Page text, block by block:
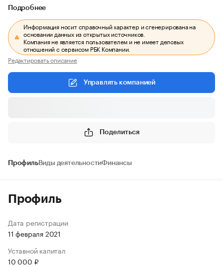
Подробнее
Информация носит справочный характер и сгенерирована на
основании данных из открытых источников.
Компания не является пользователем и не имеет деловых
отношений с сервисом РБК Компании.
Редактировать описание
Управлять компанией
Поделиться
ПрофильВиды деятельностиФинансы
Профиль
Дата регистрации
11 февраля 2021
Уставной капитал
10 000 ₽